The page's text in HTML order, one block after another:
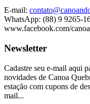
E-mail:
WhatsApp: (88) 9 9265-
www.facebook.com/
Newsletter
Cadastre seu e-mail aqui
novidades de Canoa
estação com cupons de
mail...